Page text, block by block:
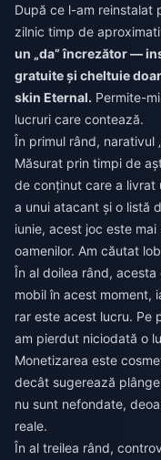
După ce l-am reinstalat
zilnic timp de
un „da” încrezător —
gratuite și cheltuie
skin Eternal. Permite-
lucruri care contează.
În primul rând, narativul
Măsurat prin timpi de
de conținut care a livrat
a unui atacant și o listă
iunie, acest joc este
oamenilor. Am căutat
În al doilea rând,
mobil în acest moment,
rar este acest lucru. Pe
am pierdut niciodată o
Monetizarea este
decât sugerează
nu sunt nefondate,
reale.
În al treilea rând,